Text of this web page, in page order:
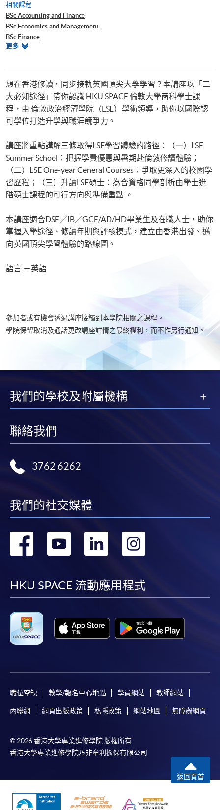
相關課程
BSc Accounting and Finance
BSc Economics and Management
BSc Finance
BSc Business and Management
更多相
想在香港修讀，同步接軌英國頂尖大學學習？本講座以「三
大必知途徑」帶你認識 HKU SPACE 倫敦大學商科學士課
程，由 倫敦政治經濟學院（LSE）學術領導，助你以國際認
可學位打造升學與職涯競爭力。
講座將重點講解三條取得LSE學習體驗的路徑：（一）LSE
Summer School：把握學費優惠與暑期赴倫敦修讀體驗；
（二）LSE One‑year General Courses：爭取更深入的校園學
習歷程；（三）升讀LSE碩士：為合資格同學剖析由學士進
階碩士課程的可行方向與準備重點 。
本講座適合DSE／IB／GCE/AD/HD畢業生及在職人士，助你
掌握入學途徑、修讀年期與評核模式，建立由香港出發、邁
向英國頂尖學習體驗的路線圖。
語言 －英語
參加者或有機會透過講座接觸到本學院相關之課程。
學院保留取消及通話更改講座詳情之最終權利，而不作另行通知。
我們的學校及附屬機構
聯絡我們
3762 6262
我們的社交媒體
轉
facebook
轉
youtube
轉
linkedin
HKU SPACE 流動應用程式
職位空缺 教學/報名中心地點 學員網站 教師網站
內聯網 網頁出版政策 私隱政策 網站地圖 無障礙網頁
© 2026 香港大學專業進修學院 版權所有
香港大學專業進修學院乃非牟利擔保有限公司
返回頁首